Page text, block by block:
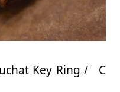
Key Ring / C